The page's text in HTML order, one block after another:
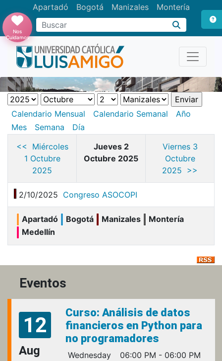
Apartadó Bogotá Manizales Montería
Buscar
Nos
Cuidamos
Calendario Mensual Calendario Semanal
Año
Mes
Semana
Día
<< Miércoles
1 Octubre
2025
Jueves 2
Octubre 2025
Viernes 3
Octubre
2025 >>
2/10/2025 Congreso ASOCOPI
Apartadó Bogotá Manizales
Montería
Medellín
Eventos
12
Aug
Curso: Análisis de datos
financieros en Python para
no programadores
Wednesday
06:00 PM - 06:00 PM